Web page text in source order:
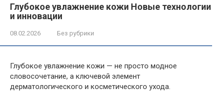
Глубокое увлажнение кожи Новые технологии
и инновации
08.02.2026 Без рубрики
Глубокое увлажнение кожи — не просто модное
словосочетание, а ключевой элемент
дерматологического и косметического ухода.